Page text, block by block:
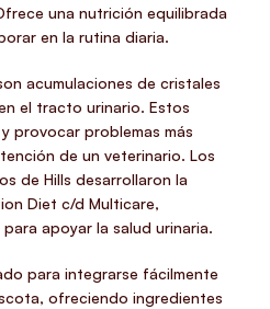
una nutrición equilibrada
en la rutina diaria.
acumulaciones de cristales
el tracto urinario. Estos
provocar problemas más
de un veterinario. Los
de Hills desarrollaron la
Diet c/d Multicare,
apoyar la salud urinaria.
para integrarse fácilmente
ofreciendo ingredientes